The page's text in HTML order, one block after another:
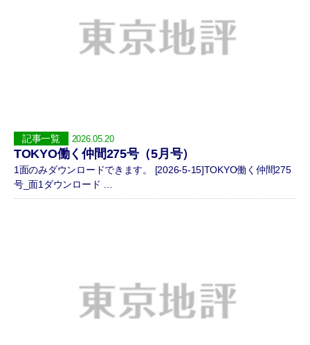
記事一覧 2026.05.20
TOKYO働く仲間275号（5月号）
1面のみダウンロードできます。 [2026-5-15]TOKYO働く仲間275
号_面1ダウンロード …